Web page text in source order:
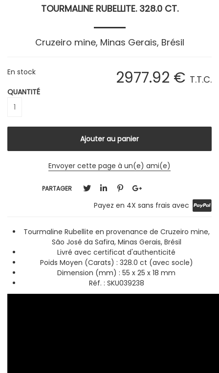
TOURMALINE RUBELLITE. 328.0 CT.
Cruzeiro mine, Minas Gerais, Brésil
2977.92 € T.T.C.
En stock
QUANTITÉ
Envoyer cette page à un(e) ami(e)
PARTAGER
Payez en 4X sans frais avec
Tourmaline Rubellite en provenance de Cruzeiro mine,
São José da Safira, Minas Gerais, Brésil
Livré avec certificat d'authenticité
Poids Moyen (Carats) : 328.0 ct (avec socle)
Dimension (mm) : 55 x 25 x 18 mm
Réf. : SKU039238